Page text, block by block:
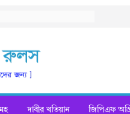
দাবীর খতিয়ান জিপিএফ